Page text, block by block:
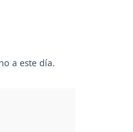
a este día.